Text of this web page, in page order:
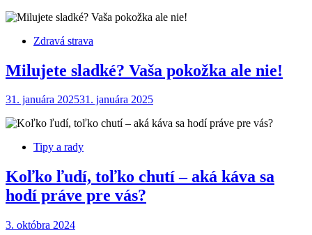
Zdravá strava
Milujete sladké? Vaša pokožka ale nie!
31. januára 202531. januára 2025
Tipy a rady
Koľko ľudí, toľko chutí – aká káva sa
hodí práve pre vás?
3. októbra 2024